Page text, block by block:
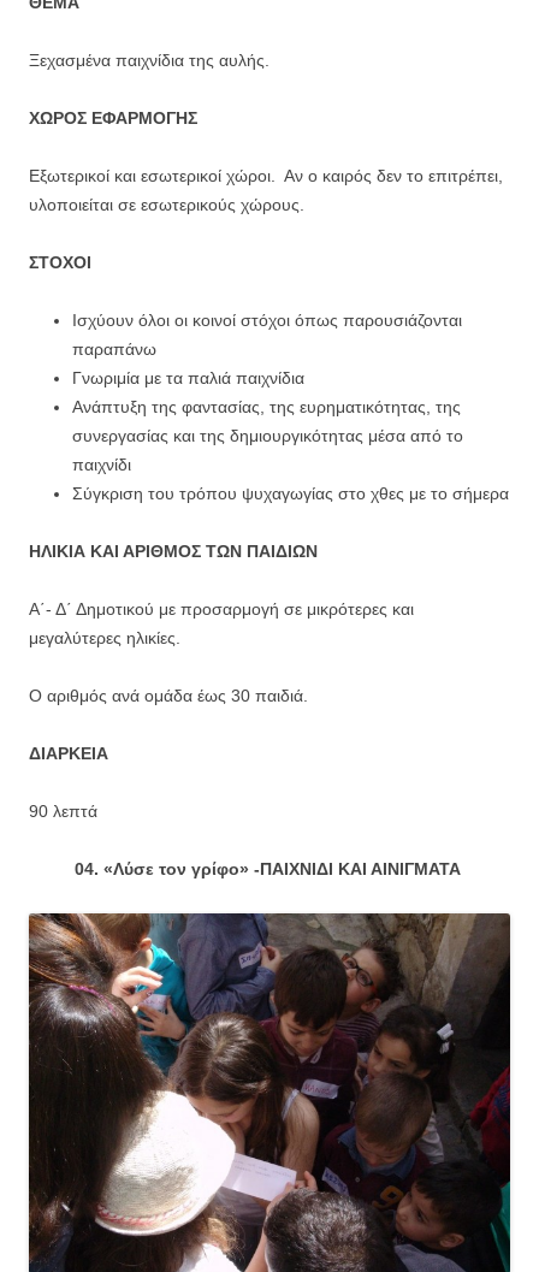
Ξεχασμένα παιχνίδια της αυλής.
ΧΩΡΟΣ ΕΦΑΡΜΟΓΗΣ
Εξωτερικοί και εσωτερικοί χώροι. Αν ο καιρός δεν το επιτρέπει,
υλοποιείται σε εσωτερικούς χώρους.
ΣΤΟΧΟΙ
Ισχύουν όλοι οι κοινοί στόχοι όπως παρουσιάζονται
παραπάνω
Γνωριμία με τα παλιά παιχνίδια
Ανάπτυξη της φαντασίας, της ευρηματικότητας, της
συνεργασίας και της δημιουργικότητας μέσα από το
παιχνίδι
Σύγκριση του τρόπου ψυχαγωγίας στο χθες με το σήμερα
ΗΛΙΚΙΑ ΚΑΙ ΑΡΙΘΜΟΣ ΤΩΝ ΠΑΙΔΙΩΝ
Α΄- Δ΄ Δημοτικού με προσαρμογή σε μικρότερες και
μεγαλύτερες ηλικίες.
Ο αριθμός ανά ομάδα έως 30 παιδιά.
ΔΙΑΡΚΕΙΑ
90 λεπτά
04. «Λύσε τον γρίφο» -ΠΑΙΧΝΙΔΙ ΚΑΙ ΑΙΝΙΓΜΑΤΑ